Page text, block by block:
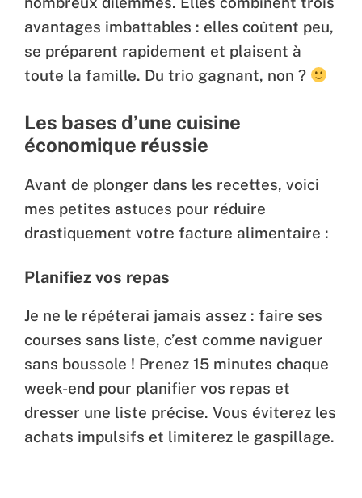
avantages imbattables : elles coûtent peu,
se préparent rapidement et plaisent à
toute la famille. Du trio gagnant, non ?
Les bases d’une cuisine
économique réussie
Avant de plonger dans les recettes, voici
mes petites astuces pour réduire
drastiquement votre facture alimentaire :
Planifiez vos repas
Je ne le répéterai jamais assez : faire ses
courses sans liste, c’est comme naviguer
sans boussole ! Prenez 15 minutes chaque
week-end pour planifier vos repas et
dresser une liste précise. Vous éviterez les
achats impulsifs et limiterez le gaspillage.